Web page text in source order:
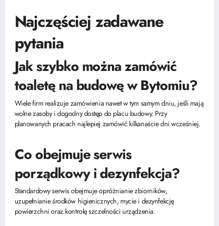
Najczęściej zadawane
pytania
Jak szybko można zamówić
toaletę na budowę w Bytomiu?
Wiele firm realizuje zamówienia nawet w tym samym dniu, jeśli mają
wolne zasoby i dogodny dostęp do placu budowy. Przy
planowanych pracach najlepiej zamówić kilkanaście dni wcześniej.
Co obejmuje serwis
porządkowy i dezynfekcja?
Standardowy serwis obejmuje opróżnianie zbiorników,
uzupełnianie środków higienicznych, mycie i dezynfekcję
powierzchni oraz kontrolę szczelności urządzenia.